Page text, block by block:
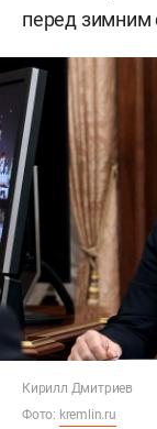
перед зимним
Кирилл Дмитриев
Фото: kremlin.ru